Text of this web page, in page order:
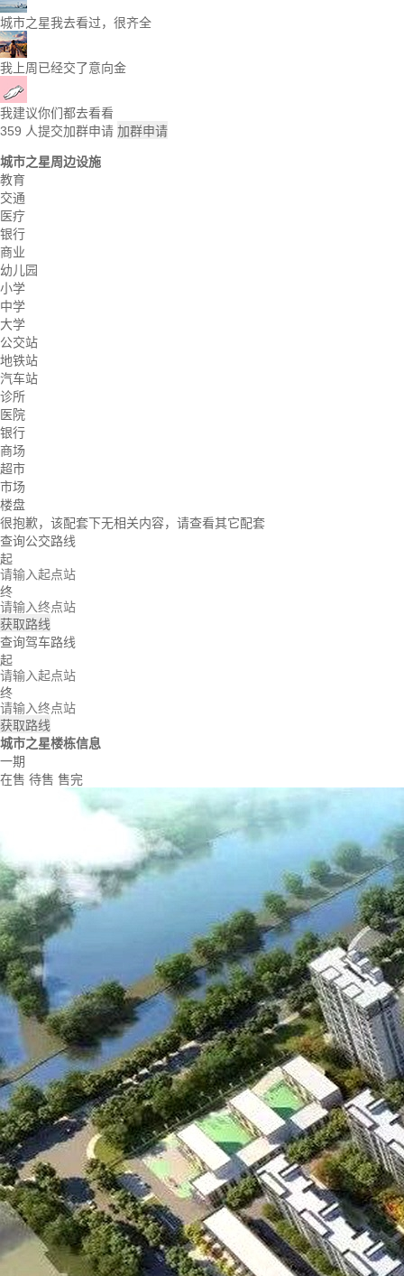
城市之星我去看过，很齐全
我上周已经交了意向金
我建议你们都去看看
359 人提交加群申请 加群申请
城市之星周边设施
教育
交通
医疗
银行
商业
幼儿园
小学
中学
大学
公交站
地铁站
汽车站
诊所
医院
银行
商场
超市
市场
楼盘
很抱歉，该配套下无相关内容，请查看其它配套
查询公交路线
起
终
获取路线
查询驾车路线
起
终
获取路线
城市之星楼栋信息
一期
在售 待售 售完